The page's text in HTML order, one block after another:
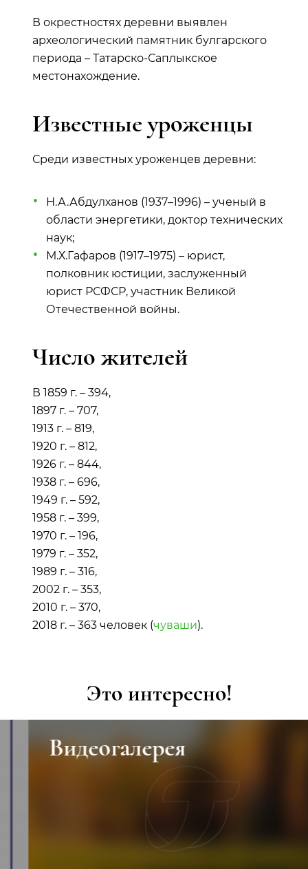
В окрестностях деревни выявлен
археологический памятник булгарского
периода – Татарско-Саплыкское
местонахождение.
Известные уроженцы
Среди известных уроженцев деревни:
Н.А.Абдулханов (1937–1996) – ученый в
области энергетики, доктор технических
наук;
М.Х.Гафаров (1917–1975) – юрист,
полковник юстиции, заслуженный
юрист РСФСР, участник Великой
Отечественной войны.
Число жителей
В 1859 г. – 394,
1897 г. – 707,
1913 г. – 819,
1920 г. – 812,
1926 г. – 844,
1938 г. – 696,
1949 г. – 592,
1958 г. – 399,
1970 г. – 196,
1979 г. – 352,
1989 г. – 316,
2002 г. – 353,
2010 г. – 370,
2018 г. – 363 человек (чуваши).
Это интересно!
Видеогалерея